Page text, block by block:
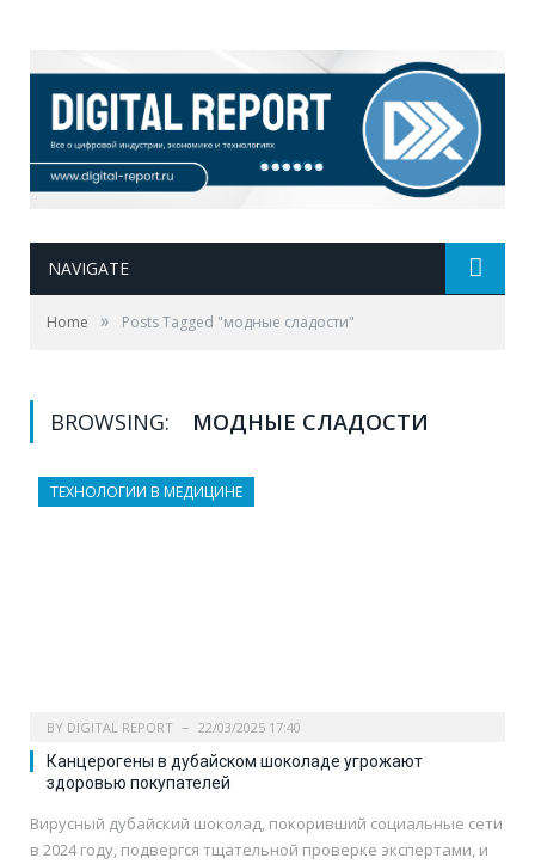
NAVIGATE
Home » Posts Tagged "модные сладости"
BROWSING: МОДНЫЕ СЛАДОСТИ
ТЕХНОЛОГИИ В МЕДИЦИНЕ
BY DIGITAL REPORT 22/03/2025 17:40
Канцерогены в дубайском шоколаде угрожают
здоровью покупателей
Вирусный дубайский шоколад, покоривший социальные сети
в 2024 году, подвергся тщательной проверке экспертами, и